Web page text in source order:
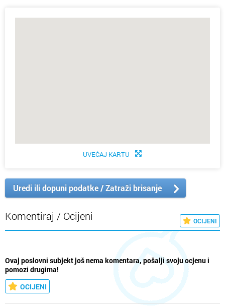
UVEĆAJ KARTU
Uredi ili dopuni podatke / Zatraži brisanje
Komentiraj / Ocijeni OCIJENI
Ovaj poslovni subjekt još nema komentara, pošalji svoju ocjenu i
pomozi drugima!
OCIJENI